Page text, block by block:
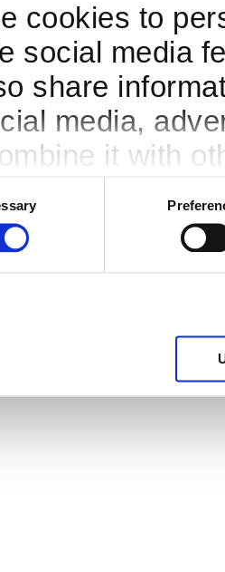
cookies to
social media
share
media,
it with